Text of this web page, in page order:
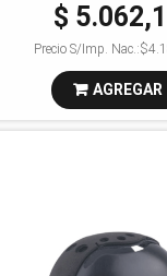
$
Precio S/Imp. Nac.:
AGREGAR